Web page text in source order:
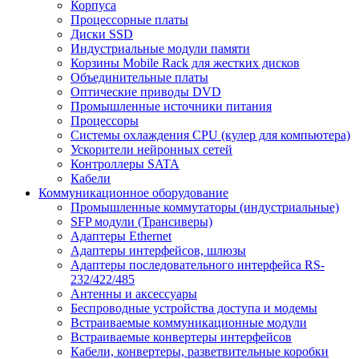
Корпуса
Процессорные платы
Диски SSD
Индустриальные модули памяти
Корзины Mobile Rack для жестких дисков
Объединительные платы
Оптические приводы DVD
Промышленные источники питания
Процессоры
Системы охлаждения CPU (кулер для компьютера)
Ускорители нейронных сетей
Контроллеры SATA
Кабели
Коммуникационное оборудование
Промышленные коммутаторы (индустриальные)
SFP модули (Трансиверы)
Адаптеры Ethernet
Адаптеры интерфейсов, шлюзы
Адаптеры последовательного интерфейса RS-
232/422/485
Антенны и аксессуары
Беспроводные устройства доступа и модемы
Встраиваемые коммуникационные модули
Встраиваемые конвертеры интерфейсов
Кабели, конвертеры, разветвительные коробки